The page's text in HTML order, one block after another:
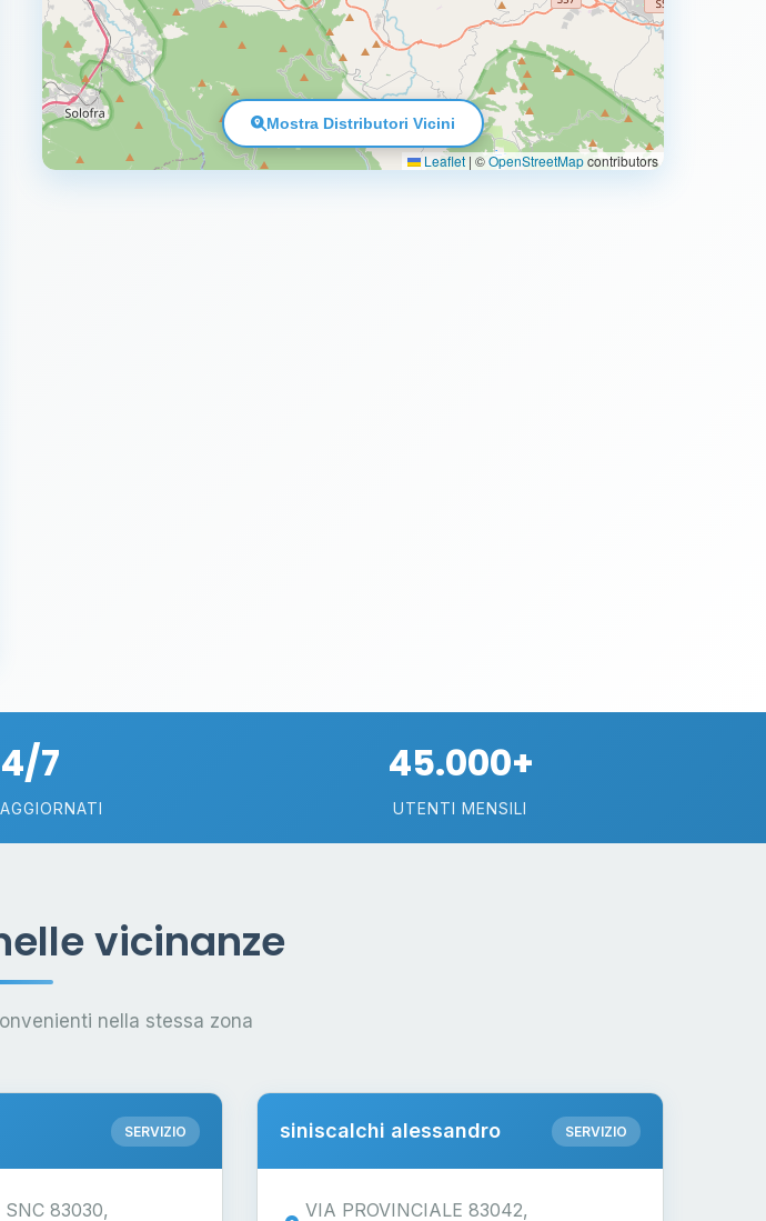
Leaflet | ©OpenStreetMapcontributors
Mostra Distributori Vicini
7 45.000+
UTENTI MENSILI
vicinanze
nella stessa zona
SERVIZIO
83030,
siniscalchi alessandro SERVIZIO
VIA PROVINCIALE 83042,